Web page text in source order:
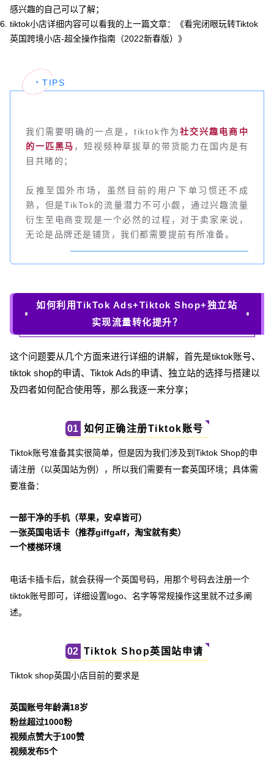
感兴趣的自己可以了解；
tiktok小店详细内容可以看我的上一篇文章：《看完闭眼玩转Tiktok
英国跨境小店-超全操作指南（2022新春版） 》
TIPS
我们需要明确的一点是，tiktok作为社交兴趣电商中
的一匹黑马 ，短视频种草拔草的带货能力在国内是有
目共睹的；
反推至国外市场，虽然目前的用户下单习惯还不成
熟，但是TikTok的流量潜力不可小觑，通过兴趣流量
衍生至电商变现是一个必然的过程，对于卖家来说，
无论是品牌还是铺货，我们都需要提前有所准备。
如何利用TikTok Ads+Tiktok Shop+独立站
实现流量转化提升？
这个问题要从几个方面来进行详细的讲解，首先是tiktok账号、
tiktok shop的申请、Tiktok Ads的申请、独立站的选择与搭建以
及四者如何配合使用等，那么我逐一来分享；
01 如何正确注册Tiktok账号
Tiktok账号准备其实很简单，但是因为我们涉及到Tiktok Shop的申
请注册（以英国站为例），所以我们需要有一套英国环境；具体需
要准备：
一部干净的手机（苹果，安卓皆可）
一张英国电话卡（推荐giffgaff，淘宝就有卖）
一个楼梯环境
电话卡插卡后，就会获得一个英国号码，用那个号码去注册一个
tiktok账号即可，详细设置logo、名字等常规操作这里就不过多阐
述。
02 Tiktok Shop英国站申请
Tiktok shop英国小店目前的要求是
英国账号年龄满18岁
粉丝超过1000粉
视频点赞大于100赞
视频发布5个